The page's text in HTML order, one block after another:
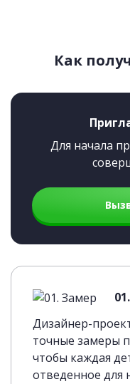
Как
Для начала
Дизайнер-
точные замеры
чтобы каждая
отведенное для